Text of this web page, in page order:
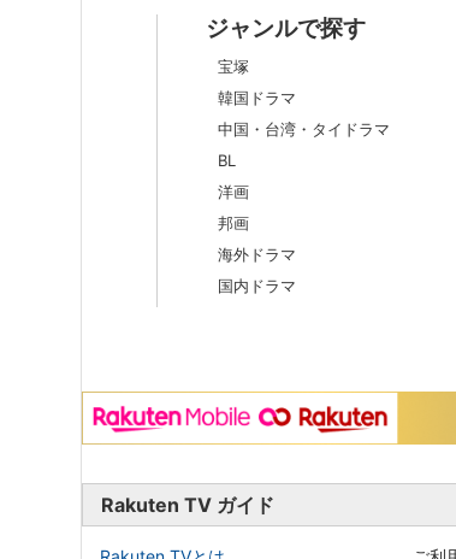
ジャンルで探す
宝塚
韓国ドラマ
中国・台湾・タイドラマ
BL
洋画
邦画
海外ドラマ
国内ドラマ
Rakuten TV ガイド